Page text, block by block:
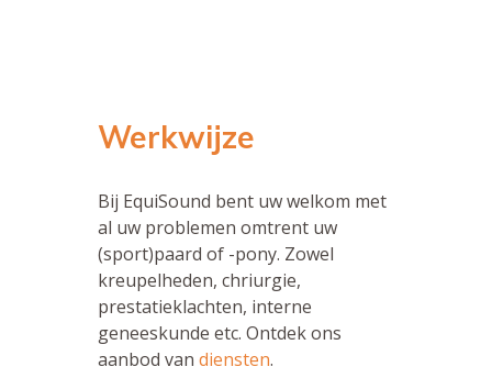
Werkwijze
Bij EquiSound bent uw welkom met
al uw problemen omtrent uw
(sport)paard of -pony. Zowel
kreupelheden, chriurgie,
prestatieklachten, interne
geneeskunde etc. Ontdek ons
aanbod van diensten.